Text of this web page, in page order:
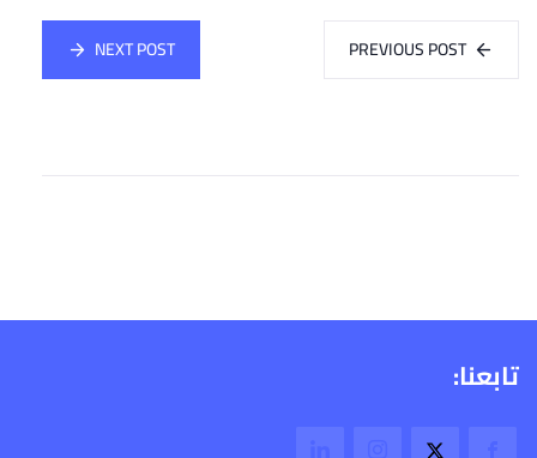
PREVIOUS POST
NEXT POST
تابعنا: